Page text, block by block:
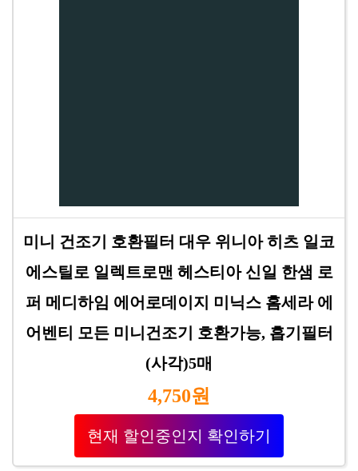
미니 건조기 호환필터 대우 위니아 히츠 일코
에스틸로 일렉트로맨 헤스티아 신일 한샘 로
퍼 메디하임 에어로데이지 미닉스 홈세라 에
어벤티 모든 미니건조기 호환가능, 흡기필터
(사각)5매
4,750원
현재 할인중인지 확인하기